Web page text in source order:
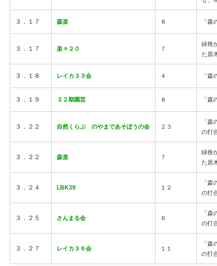
３．１７ 森楽 ８ 「
３．１７ 楽々２０ ７
緑推
た原
３．１８ レイカ３３会 ４ 「
３．１９ ３２期園芸 ８ 「
３．２２ 自然くらぶ のやまであそぼうの会 ２３
「
の打
３．２２ 森楽 ７
緑推
た原
３．２４ LBK39 １２
「
の打
３．２５ さんまる会 ６
「
の打
３．２７ レイカ３６会 １１
「
の打